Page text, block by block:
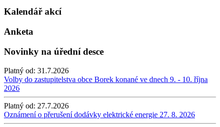
Kalendář akcí
Anketa
Novinky na úřední desce
Platný od: 31.7.2026
Volby do zastupitelstva obce Borek konané ve dnech 9. - 10. října
2026
Platný od: 27.7.2026
Oznámení o přerušení dodávky elektrické energie 27. 8. 2026